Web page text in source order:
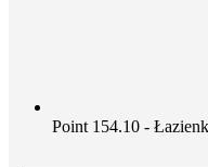
Point 154.10 -